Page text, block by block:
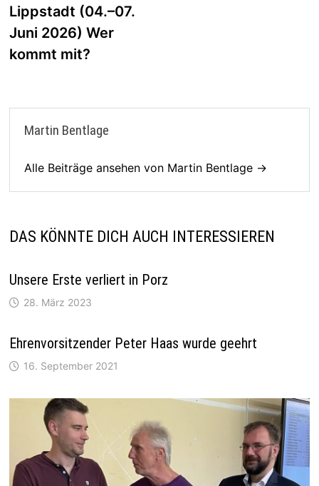
Lippstadt (04.–07.
Juni 2026) Wer
kommt mit?
Martin Bentlage
Alle Beiträge ansehen von Martin Bentlage →
DAS KÖNNTE DICH AUCH INTERESSIEREN
Unsere Erste verliert in Porz
28. März 2023
Ehrenvorsitzender Peter Haas wurde geehrt
16. September 2021